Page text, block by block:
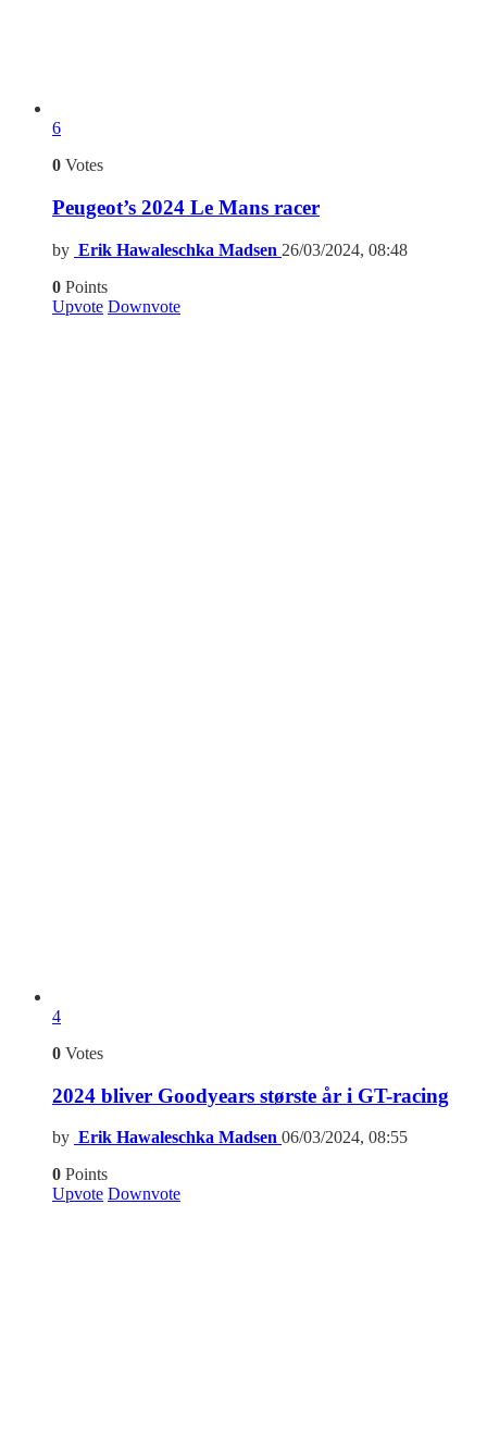
6
0 Votes
Peugeot’s 2024 Le Mans racer
by Erik Hawaleschka Madsen 26/03/2024, 08:48
0 Points
Upvote Downvote
4
0 Votes
2024 bliver Goodyears største år i GT-racing
by Erik Hawaleschka Madsen 06/03/2024, 08:55
0 Points
Upvote Downvote